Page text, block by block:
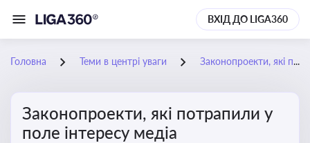
ВХІД ДО LIGA360
Головна Теми в центрі уваги Законопроекти, які потрапили у поле інтересу медіа
Законопроекти, які потрапили у
поле інтересу медіа